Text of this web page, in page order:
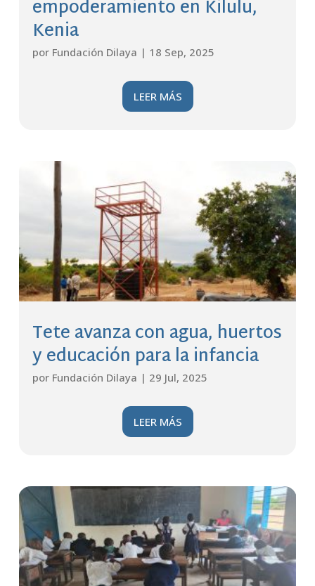
empoderamiento en Kilulu,
Kenia
por Fundación Dilaya | 18 Sep, 2025
LEER MÁS
Tete avanza con agua, huertos
y educación para la infancia
por Fundación Dilaya | 29 Jul, 2025
LEER MÁS